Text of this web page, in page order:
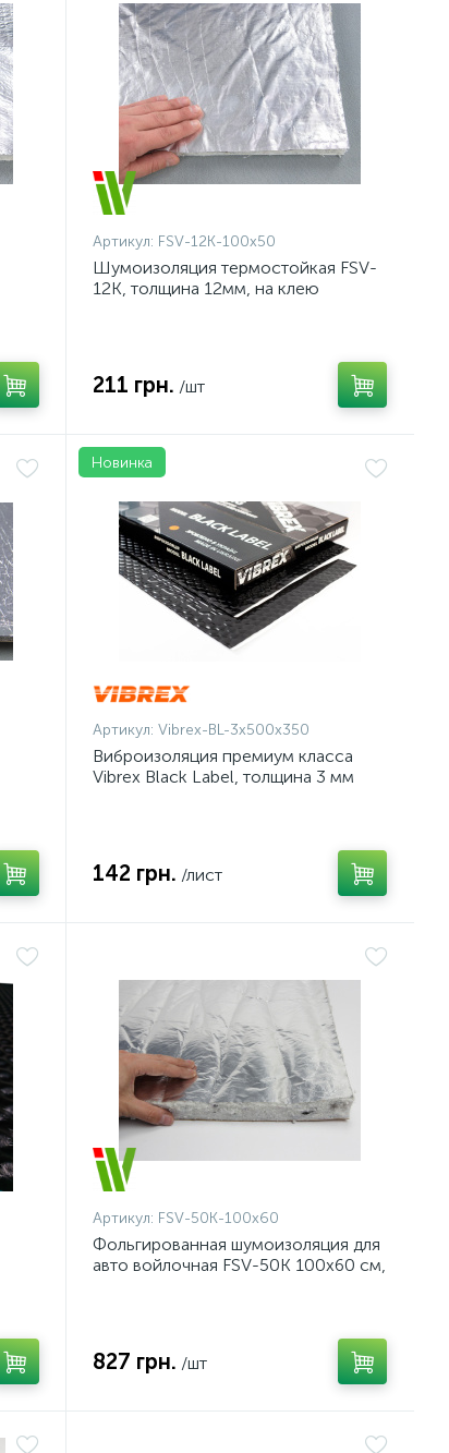
Артикул: FSV-12K-100x50
Шумоизоляция термостойкая FSV-
12K, толщина 12мм, на клею
211 грн. /шт
Новинка
Артикул: Vibrex-BL-3x500x350
Виброизоляция премиум класса
Vibrex Black Label, толщина 3 мм
142 грн. /лист
Артикул: FSV-50K-100x60
Фольгированная шумоизоляция для
авто войлочная FSV-50К 100х60 см,
827 грн. /шт